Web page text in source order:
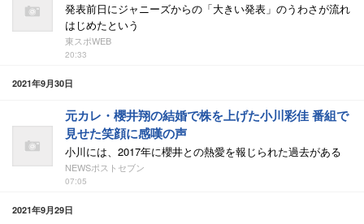
発表前日にジャニーズからの「大きい発表」のうわさが流れ
はじめたという
東スポWEB
20:33
2021年9月30日
元カレ・櫻井翔の結婚で株を上げた小川彩佳 番組で
見せた笑顔に感嘆の声
小川には、2017年に櫻井との熱愛を報じられた過去がある
NEWSポストセブン
07:05
2021年9月29日